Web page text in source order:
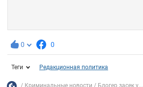
0 0
Теги Редакционная политика
Криминальные новости Блогер засек у...